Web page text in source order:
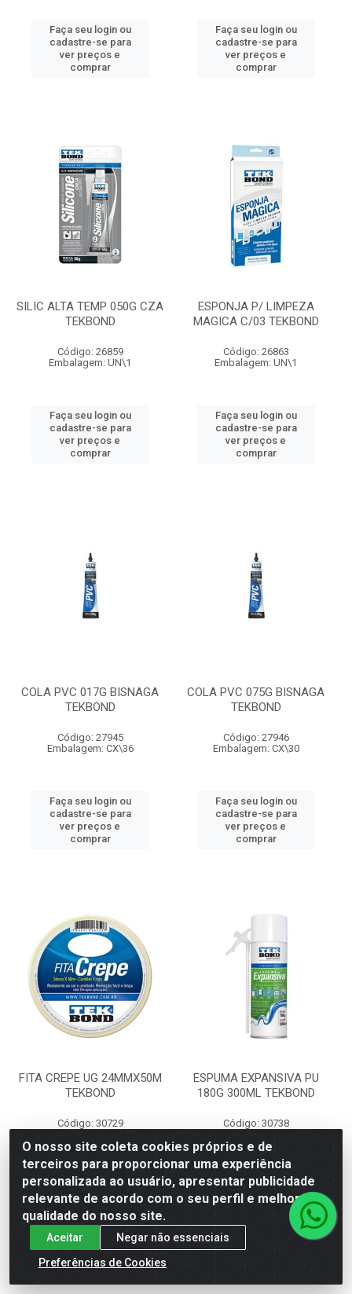
Faça seu login ou
cadastre-se para
ver preços e
comprar
Faça seu login ou
cadastre-se para
ver preços e
comprar
SILIC ALTA TEMP 050G CZA
TEKBOND
Código: 26859
Embalagem: UN\1
Faça seu login ou
cadastre-se para
ver preços e
comprar
ESPONJA P/ LIMPEZA
MAGICA C/03 TEKBOND
Código: 26863
Embalagem: UN\1
Faça seu login ou
cadastre-se para
ver preços e
comprar
COLA PVC 017G BISNAGA
TEKBOND
Código: 27945
Embalagem: CX\36
Faça seu login ou
cadastre-se para
ver preços e
comprar
COLA PVC 075G BISNAGA
TEKBOND
Código: 27946
Embalagem: CX\30
Faça seu login ou
cadastre-se para
ver preços e
comprar
FITA CREPE UG 24MMX50M
TEKBOND
Código: 30729
Faça seu login ou
cadastre-se para
ver preços e
comprar
ESPUMA EXPANSIVA PU
180G 300ML TEKBOND
Código: 30738
Faça seu login ou
cadastre-se para
comprar
O nosso site coleta cookies próprios e de
terceiros para proporcionar uma experiência
personalizada ao usuário, apresentar publicidade
relevante de acordo com o seu perfil e melhorar a
qualidade do nosso site.
Aceitar
Negar não essenciais
Preferências de Cookies